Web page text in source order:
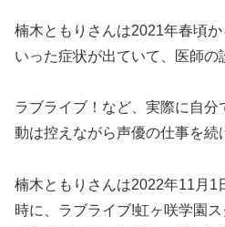
楠木ともりさんは2021年春頃
いった症状が出ていて、医師の
ラブライブ！など、実際に自
動は控えながら声優の仕事を続
楠木ともりさんは2022年11月1
時に、ラブライブ!虹ヶ咲学園